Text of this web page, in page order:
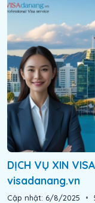
DỊCH VỤ XIN
visadanang.vn
Cập nhật: 6/8/2025 •